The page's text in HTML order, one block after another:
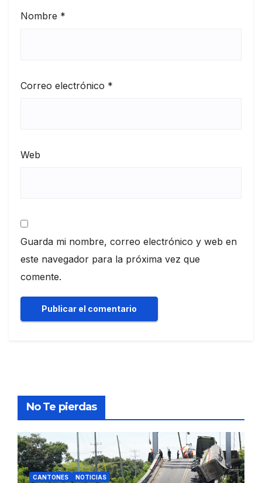
Nombre *
Correo electrónico *
Web
Guarda mi nombre, correo electrónico y web en
este navegador para la próxima vez que
comente.
No Te pierdas
CANTONES NOTICIAS